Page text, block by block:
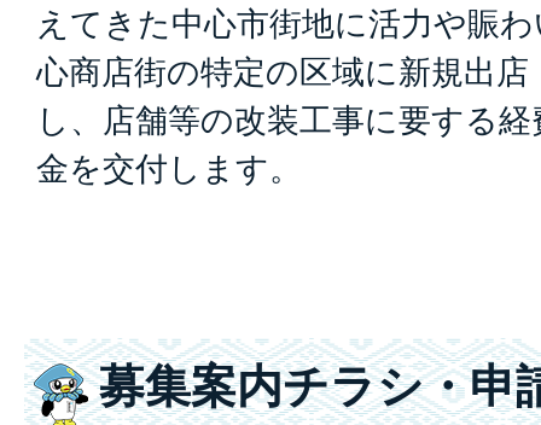
えてきた中心市街地に活力や賑
心商店街の特定の区域に新規出
し、店舗等の改装工事に要する
金を交付します。
募集案内チラシ・申